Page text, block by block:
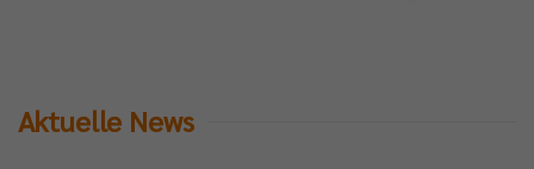
Aktuelle News